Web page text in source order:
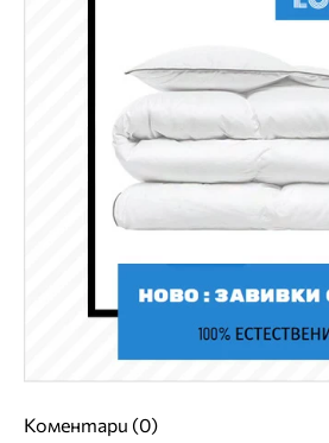
Коментари (0)